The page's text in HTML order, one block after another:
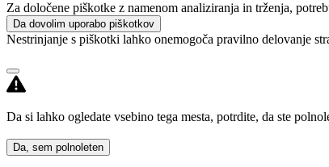
Za določene piškotke z namenom analiziranja in trženja,
Da dovolim uporabo piškotkov
Nestrinjanje s piškotki lahko onemogoča pravilno delovanje
Da si lahko ogledate vsebino tega mesta, potrdite, da ste
Da, sem polnoleten